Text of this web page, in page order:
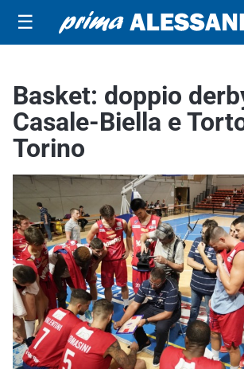
☰
Basket: doppio
Casale-Biella e
Torino